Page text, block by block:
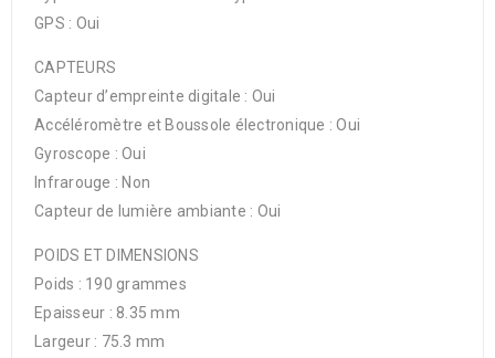
GPS : Oui
CAPTEURS
Capteur d’empreinte digitale : Oui
Accéléromètre et Boussole électronique : Oui
Gyroscope : Oui
Infrarouge : Non
Capteur de lumière ambiante : Oui
POIDS ET DIMENSIONS
Poids : 190 grammes
Epaisseur : 8.35 mm
Largeur : 75.3 mm